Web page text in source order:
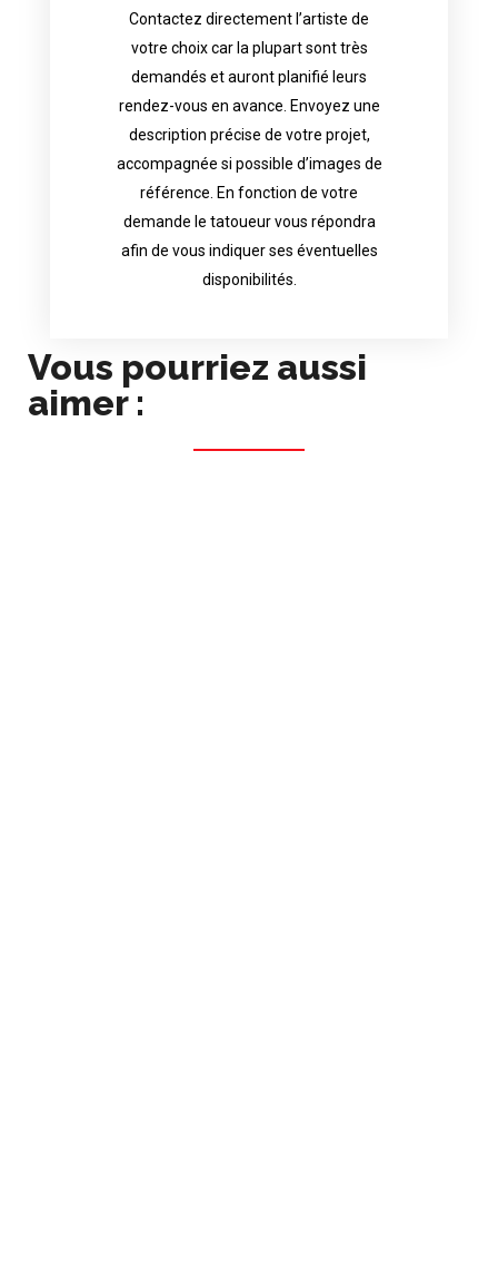
Contactez directement l’artiste de
votre choix car la plupart sont très
demandés et auront planifié leurs
rendez-vous en avance. Envoyez une
description précise de votre projet,
accompagnée si possible d’images de
référence. En fonction de votre
demande le tatoueur vous répondra
afin de vous indiquer ses éventuelles
disponibilités.
Contact directly the artist of your
choice because most are in great
appointments in advance. Send an
accurate description of your project, if
possible attached with reference
images. Depending your request, the
tattoo artist will answer to tell you his
Vous pourriez aussi
aimer :